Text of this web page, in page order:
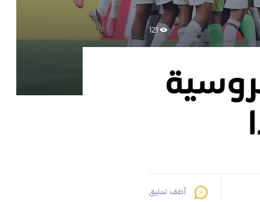
121
الروسية
أضف تعليق